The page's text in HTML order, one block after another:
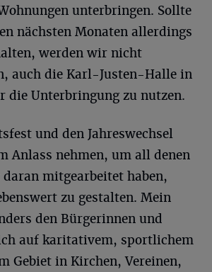
unterbringen. Sollte
nächsten Monaten allerdings
werden wir nicht
auch die Karl-Justen-Halle in
die Unterbringung zu nutzen.
und den Jahreswechsel
Anlass nehmen, um all denen
mitgearbeitet haben,
zu gestalten. Mein
den Bürgerinnen und
auf karitativem, sportlichem
Gebiet in Kirchen, Vereinen,